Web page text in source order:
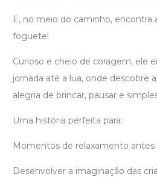
E, no meio do caminho, encontra
foguete!
Curioso e cheio de coragem, ele
jornada até a lua, onde descobre
alegria de brincar, pausar e
Uma história perfeita para:
Momentos de relaxamento
Desenvolver a imaginação das